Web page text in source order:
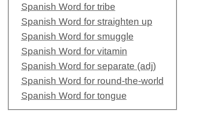
Spanish Word for tribe
Spanish Word for straighten up
Spanish Word for smuggle
Spanish Word for vitamin
Spanish Word for separate (adj)
Spanish Word for round-the-world
Spanish Word for tongue